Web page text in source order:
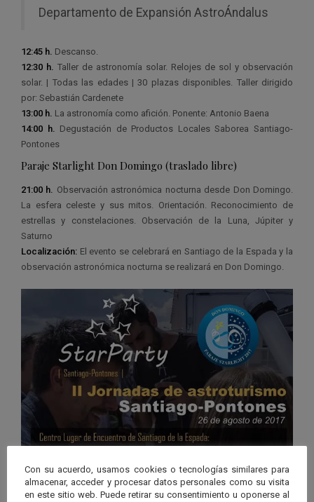
Departamento de Expansión AstroÁndalus
12:45 h. Descanso.
12:30 h. Taller de astronomía solar. Relojes de sol y observación
solar. | Todas las edades | 30 plazas disponibles. Taller dirigido
por: Sebastián Cardenete
13:00 h. La astronomía como afición. Ponente: Antonio Baena
14:00 h. Degustación de Productos Locales Saborea Santiago-
Pontones
Paraje Starlight Don Domingo (traslado libre)
21:00 h. Observación astronómica nocturna desde Don Domingo.
La esfera celeste y sus mitos. Orientación. Reconocimiento de
estrellas y constelaciones. Observación de la Luna, Júpiter y
Saturno
Localización: El evento se celebrará en Santiago de la Espada y la
observación astronómica nocturna se realizará en Don Domingo.
Con su acuerdo, usamos cookies o tecnologías similares para
almacenar, acceder y procesar datos personales como su visita
en este sitio web. Puede retirar su consentimiento u oponerse al